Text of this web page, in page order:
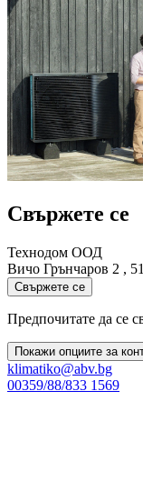
Свържете се
Технодом ООД
Вичо Грънчаров 2 ,
Свържете се
Предпочитате да се
Покажи опциите за
klimatiko@abv.bg
00359/88/833 1569